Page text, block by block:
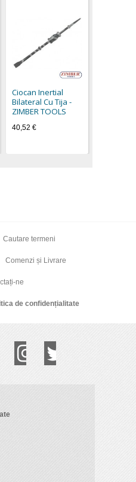
Ciocan Inertial
Bilateral Cu Tija -
ZIMBER TOOLS
40,52 €
Cautare termeni
Comenzi și Livrare
ne
de confidențialitate